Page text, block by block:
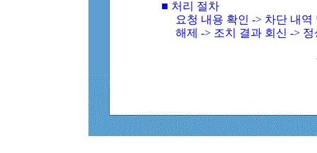
■ 처리 절차
요청 내용 확인 -> 차단 내
해제 -> 조치 결과 회신 ->